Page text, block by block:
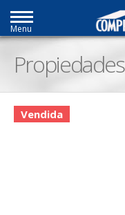
Menu
Propiedades
Vendida